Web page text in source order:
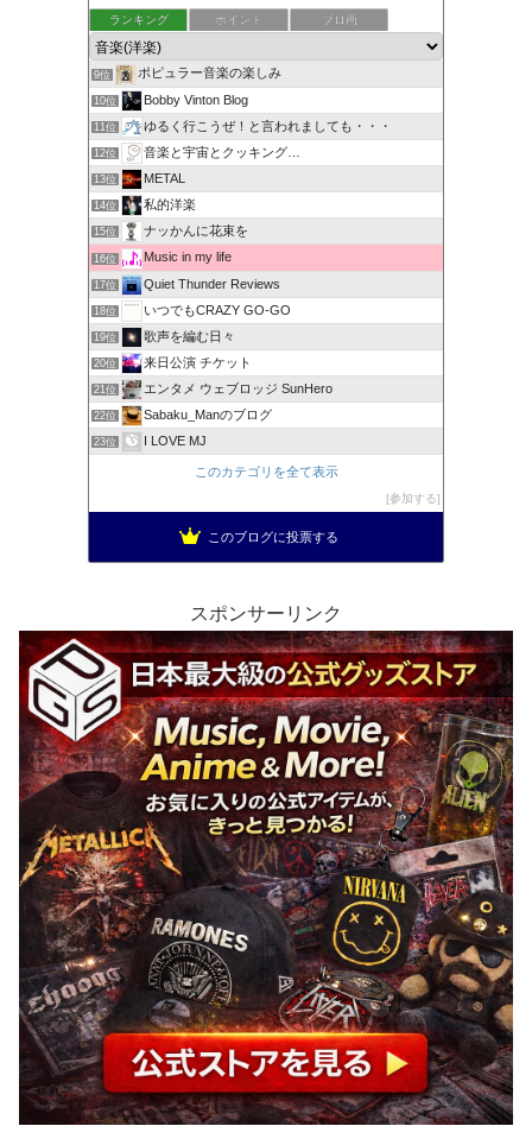
ランキング ポイント ブロ画
9位 ポピュラー音楽の楽しみ
10位 Bobby Vinton Blog
11位 ゆるく行こうぜ！と言われましても・・・
12位 音楽と宇宙とクッキング…
13位 METAL
14位 私的洋楽
15位 ナッかんに花束を
16位 Music in my life
17位 Quiet Thunder Reviews
18位 いつでもCRAZY GO-GO
19位 歌声を編む日々
20位 来日公演 チケット
21位 エンタメ ウェブロッジ SunHero
22位 Sabaku_Manのブログ
23位 I LOVE MJ
このカテゴリを全て表示
参加する
このブログに投票する
スポンサーリンク